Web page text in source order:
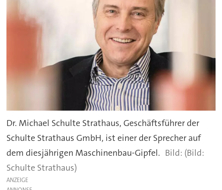
Dr. Michael Schulte Strathaus, Geschäftsführer der
Schulte Strathaus GmbH, ist einer der Sprecher auf
dem diesjährigen Maschinenbau-Gipfel.
(Bild:
Schulte Strathaus)
ANZEIGE